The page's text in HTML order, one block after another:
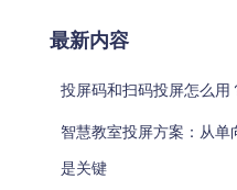
最新内容
投屏码和扫码投屏怎么
智慧教室投屏方案：从
是关键